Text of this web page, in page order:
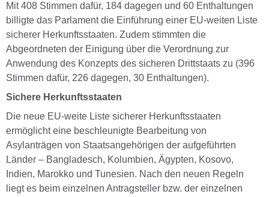
Mit 408 Stimmen dafür, 184 dagegen und 60 Enthaltungen
billigte das Parlament die Einführung einer EU-weiten Liste
sicherer Herkunftsstaaten. Zudem stimmten die
Abgeordneten der Einigung über die Verordnung zur
Anwendung des Konzepts des sicheren Drittstaats zu (396
Stimmen dafür, 226 dagegen, 30 Enthaltungen).
Sichere Herkunftsstaaten
Die neue EU-weite Liste sicherer Herkunftsstaaten
ermöglicht eine beschleunigte Bearbeitung von
Asylanträgen von Staatsangehörigen der aufgeführten
Länder – Bangladesch, Kolumbien, Ägypten, Kosovo,
Indien, Marokko und Tunesien. Nach den neuen Regeln
liegt es beim einzelnen Antragsteller bzw. der einzelnen